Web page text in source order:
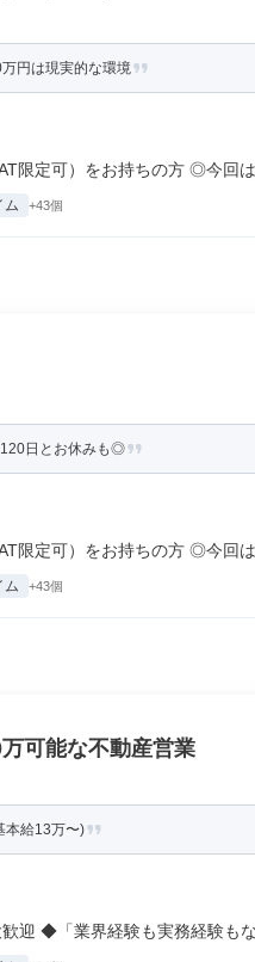
円は現実的な環境
限定可）をお持ちの方 ◎今回
ム +43個
120日とお休みも◎
限定可）をお持ちの方 ◎今回
ム +43個
可能な不動産営業
本給13万〜)
迎 ◆「業界経験も実務経験も